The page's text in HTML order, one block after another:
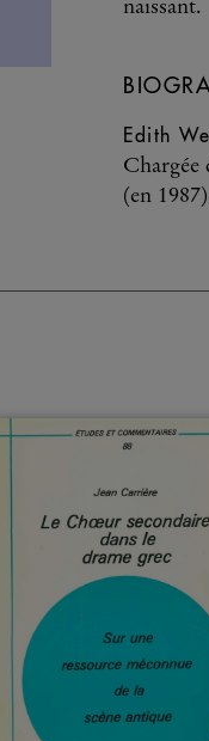
naissant.
Edith
(en